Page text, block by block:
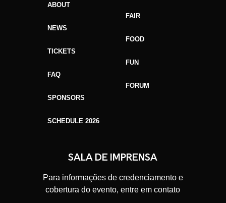
ABOUT
NEWS
TICKETS
FAQ
SPONSORS
SCHEDULE 2026
FAIR
FAIR
FOOD
FUN
FORUM
SALA DE IMPRENSA
Para informações de credenciamento e
cobertura do evento, entre em contato